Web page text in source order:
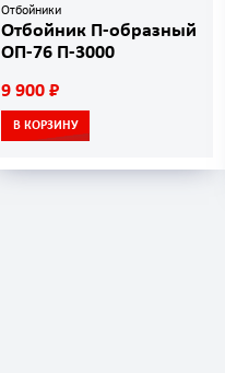
Отбойники
Отбойник П-образный
ОП-76 П-3000
9 900 ₽
В КОРЗИНУ